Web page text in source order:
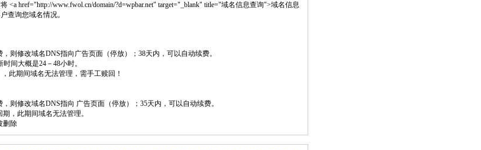
href="http://www.fwol.cn/domain/?d=wpbar.net" target="_blank" title="域名信息查询">域名信息
查询您域名情况。
则修改域名DNS指向广告页面（停放）；38天内，可以自动续费。
间大概是24－48小时。
此期间域名无法管理，需手工赎回！
则修改域名DNS指向 广告页面（停放）；35天内，可以自动续费。
，此期间域名无法管理。
删除